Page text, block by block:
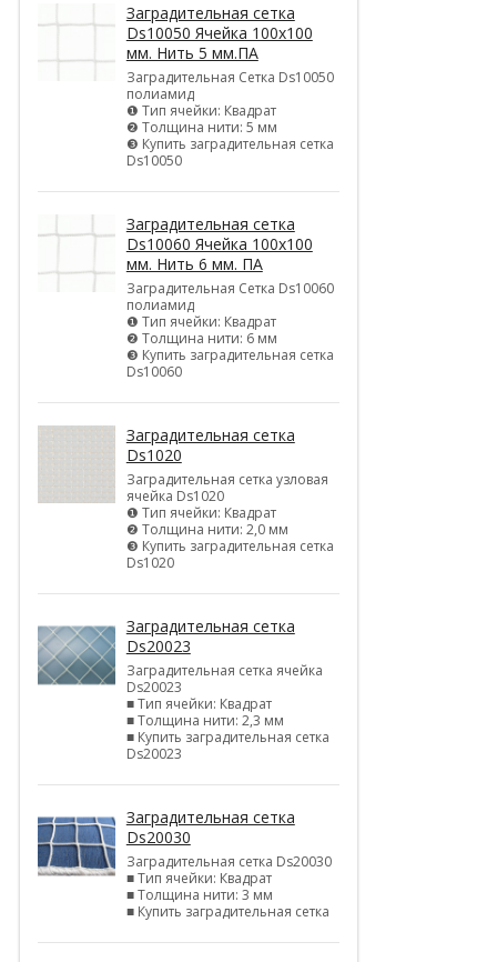
Заградительная сетка
Ds10050 Ячейка 100х100
мм. Нить 5 мм.ПА
Заградительная Сетка Ds10050
полиамид
❶ Тип ячейки: Квадрат
❷ Толщина нити: 5 мм
❸ Купить заградительная сетка
Ds10050
Заградительная сетка
Ds10060 Ячейка 100х100
мм. Нить 6 мм. ПА
Заградительная Сетка Ds10060
полиамид
❶ Тип ячейки: Квадрат
❷ Толщина нити: 6 мм
❸ Купить заградительная сетка
Ds10060
Заградительная сетка
Ds1020
Заградительная сетка узловая
ячейка Ds1020
❶ Тип ячейки: Квадрат
❷ Толщина нити: 2,0 мм
❸ Купить заградительная сетка
Ds1020
Заградительная сетка
Ds20023
Заградительная сетка ячейка
Ds20023
■ Тип ячейки: Квадрат
■ Толщина нити: 2,3 мм
■ Купить заградительная сетка
Ds20023
Заградительная сетка
Ds20030
Заградительная сетка Ds20030
■ Тип ячейки: Квадрат
■ Толщина нити: 3 мм
■ Купить заградительная сетка